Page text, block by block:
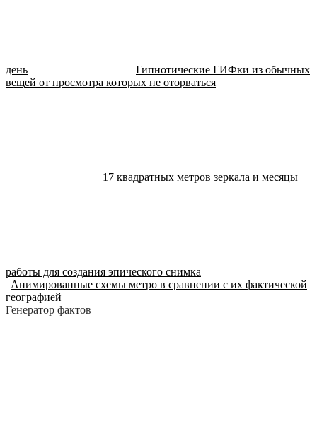
день
Гипнотические ГИФки из обычных
вещей от просмотра которых не оторваться
17 квадратных метров зеркала и месяцы
работы для создания эпического снимка
Анимированные схемы метро в сравнении с их фактической
географией
Генератор фактов